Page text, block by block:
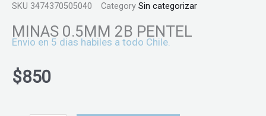
SKU 3474370505040 Category Sin categorizar
MINAS 0.5MM 2B PENTEL
Envio en 5 dias habiles a todo Chile.
$850